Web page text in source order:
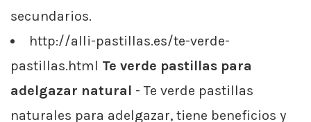
secundarios.
http://alli-pastillas.es/te-verde-
pastillas.html Te verde pastillas para
adelgazar natural - Te verde pastillas
naturales para adelgazar, tiene beneficios y